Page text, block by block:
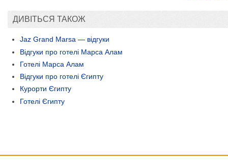
ДИВІТЬСЯ ТАКОЖ
Jaz Grand Marsa — відгуки
Відгуки про готелі Марса Алам
Готелі Марса Алам
Відгуки про готелі Єгипту
Курорти Єгипту
Готелі Єгипту